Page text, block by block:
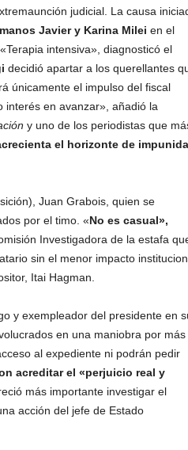
judicial. La causa
Javier y Karina Milei en el
intensiva», diagnosticó el
decidió apartar a los querellantes
únicamente el impulso del fiscal
interés en avanzar», añadió la
y uno de los periodistas que
el horizonte de
Juan Grabois, quien se
por el timo. «No es casual»,
Investigadora de la estafa
sin el menor impacto
Itai Hagman.
y exempleador del presidente en
en una maniobra por más
al expediente ni podrán pedir
acreditar el «perjuicio real y
más importante investigar el
acción del jefe de Estado